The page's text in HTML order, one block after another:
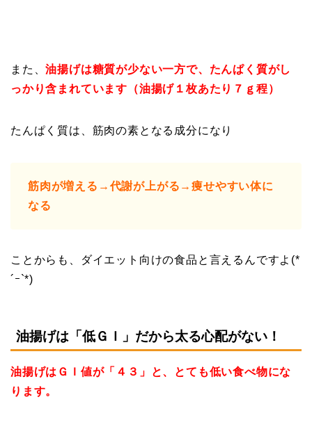
また、油揚げは糖質が少ない一方で、たんぱく質がし
っかり含まれています（油揚げ１枚あたり７ｇ程）
たんぱく質は、筋肉の素となる成分になり
筋肉が増える→代謝が上がる→痩せやすい体に
なる
ことからも、ダイエット向けの食品と言えるんですよ(*
´ｰ`*)
油揚げは「低ＧＩ」だから太る心配がない！
油揚げはＧＩ値が「４３」と、とても低い食べ物にな
ります。